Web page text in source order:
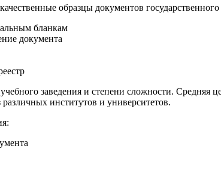
образцы документов
бланкам
документа
заведения и степени сложности.
институтов и университетов.